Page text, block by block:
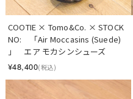
COOTIE × Tomo&Co. × STOCK
NO:　「Air Moccasins (Suede)
」　エア モカシンシューズ
¥48,400(税込)